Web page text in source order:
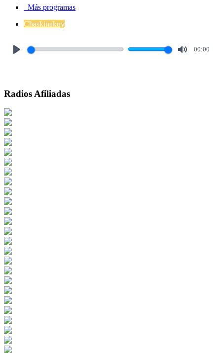
Más programas
Chaskinakuy
00:00
Radios Afiliadas